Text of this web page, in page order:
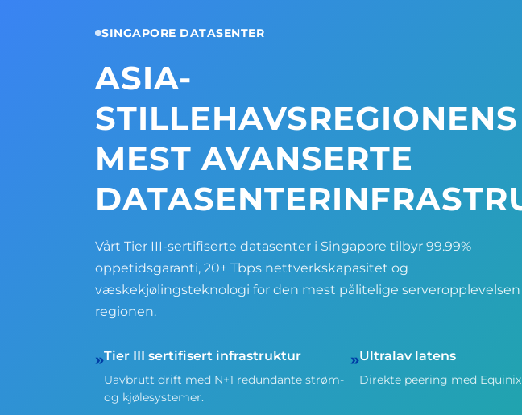
SINGAPORE DATASENTER
ASIA-
STILLEHAVSREGIONENS
MEST AVANSERTE
Vårt Tier III-sertifiserte datasenter i Singapore tilbyr 99.99%
oppetidsgaranti, 20+ Tbps nettverkskapasitet og
væskekjølingsteknologi for den mest pålitelige serveropplevelsen
regionen.
»Tier III sertifisert infrastruktur
Uavbrutt drift med N+1 redundante strøm-
og kjølesystemer.
»Ultralav latens
Direkte peering med Equinix